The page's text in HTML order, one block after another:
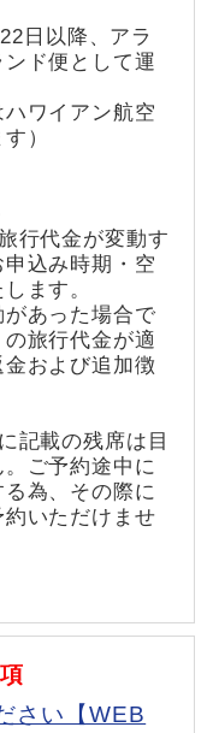
日以降、アラ
ド便として運
ハワイアン航空
）
行代金が変動す
込み時期・空
ます。
あった場合で
旅行代金が適
および追加徴
記載の残席は目
ご予約途中に
為、その際に
いただけませ
さい【WEB